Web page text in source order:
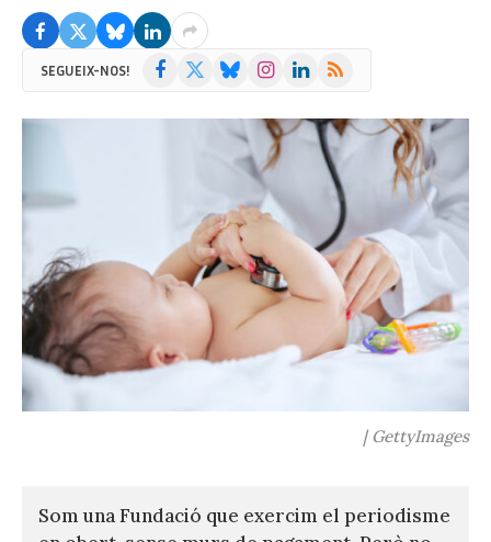
SEGUEIX-NOS! Facebook BlueskyInstagramLinkedIn
RSS
| GettyImages
Som una Fundació que exercim el periodisme